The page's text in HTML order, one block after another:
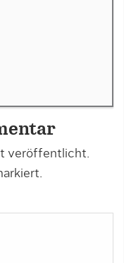
veröffentlicht.